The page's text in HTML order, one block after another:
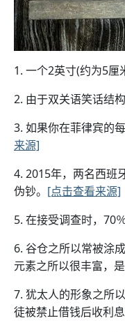
1. 一个2英寸(约为5厘
2. 由于双关语笑话结
3. 如果你在菲律宾的
来源]
4. 2015年，两名西班
伪钞。 [点击查看来源]
5. 在接受调查时，70
6. 谷仓之所以常被涂
元素之所以很丰富，
7. 犹太人的形象之所
徒被禁止借钱后收利